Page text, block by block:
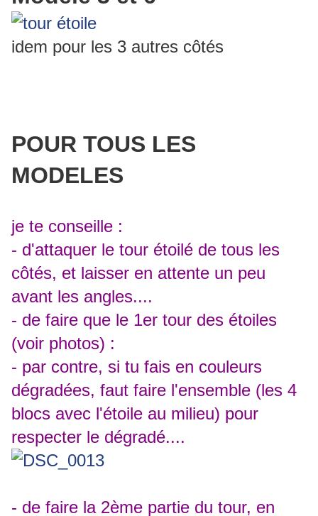
idem pour les 3 autres côtés
POUR TOUS LES
MODELES
je te conseille :
- d'attaquer le tour étoilé de tous les
côtés, et laisser en attente un peu
avant les angles....
- de faire que le 1er tour des étoiles
(voir photos) :
- par contre, si tu fais en couleurs
dégradées, faut faire l'ensemble (les 4
blocs avec l'étoile au milieu) pour
respecter le dégradé....
- de faire la 2ème partie du tour, en